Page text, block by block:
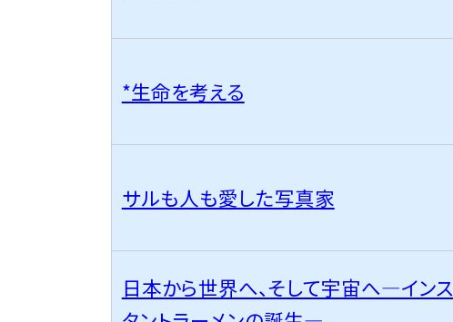
*生命を考える
サルも人も愛した写真家
日本から世界へ、そして宇宙へ—インス